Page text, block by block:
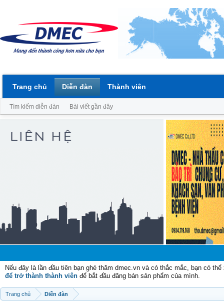
Nếu đây là lần đầu tiên bạn ghé thăm dmec.vn và có thắc mắc, bạn có
để trở thành thành viên để bắt đầu đăng bán sản phẩm của mình.
Trang chủ Diễn đàn
Trang chủ Diễn đàn
Tìm kiếm diễn đàn Bài viết gần đây
Thành viên